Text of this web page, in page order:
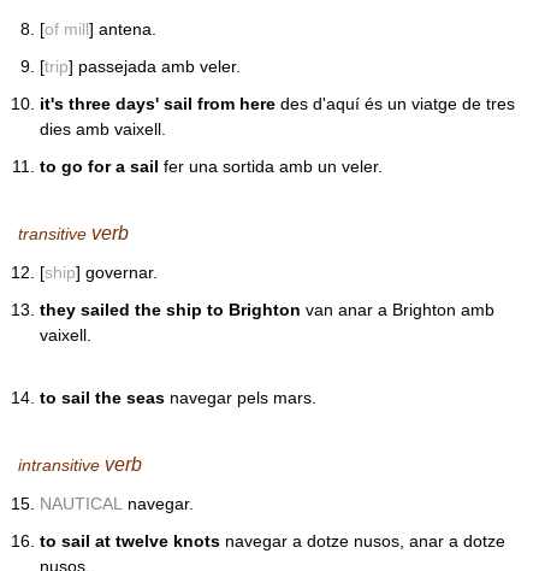
[of mill] antena.
[trip] passejada amb veler.
it's three days' sail from here des d'aquí és un viatge de tres
dies amb vaixell.
to go for a sail fer una sortida amb un veler.
transitive verb
[ship] governar.
they sailed the ship to Brighton van anar a Brighton amb
vaixell.
to sail the seas navegar pels mars.
intransitive verb
NAUTICAL
navegar.
to sail at twelve knots navegar a dotze nusos, anar a dotze
nusos.